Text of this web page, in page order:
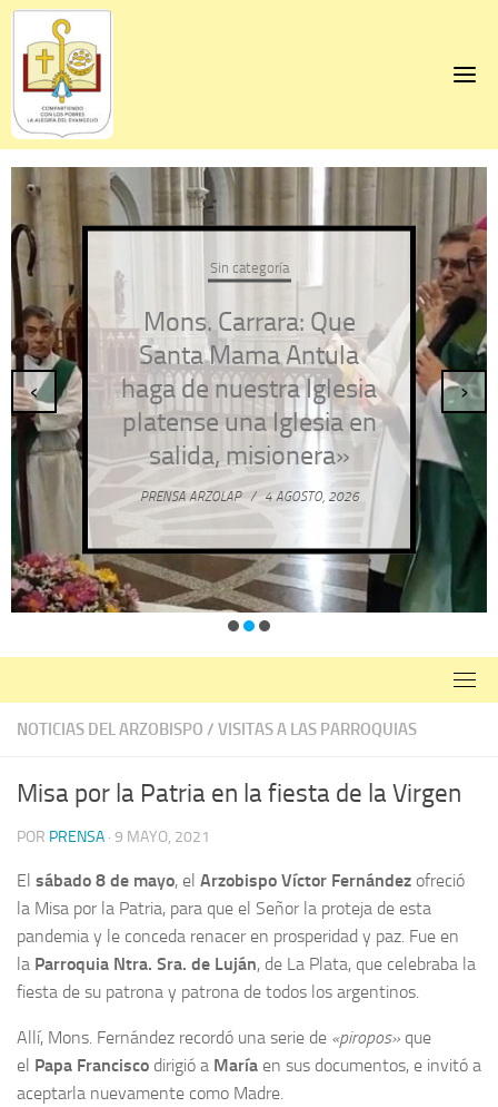
Skip
content
Sin categoría
Mons. Carrara: Que
Santa Mama Antula
haga de nuestra Iglesia
platense una Iglesia en
salida, misionera»
PRENSA ARZOLAP / 4 AGOSTO, 2026
‹ ›
NOTICIAS DEL ARZOBISPO / VISITAS A LAS PARROQUIAS
Misa por la Patria en la fiesta de la Virgen
POR PRENSA · 9 MAYO, 2021
El sábado 8 de mayo, el Arzobispo Víctor Fernández ofreció
la Misa por la Patria, para que el Señor la proteja de esta
pandemia y le conceda renacer en prosperidad y paz. Fue en
la Parroquia Ntra. Sra. de Luján, de La Plata, que celebraba la
fiesta de su patrona y patrona de todos los argentinos.
Allí, Mons. Fernández recordó una serie de «piropos» que
el Papa Francisco dirigió a María en sus documentos, e invitó a
aceptarla nuevamente como Madre.